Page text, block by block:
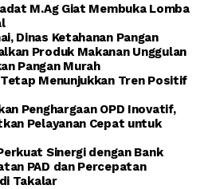
M.Ag Giat Membuka Lomba
Dinas Ketahanan Pangan
Produk Makanan Unggulan
Pangan Murah
Menunjukkan Tren Positif
Penghargaan OPD Inovatif,
Pelayanan Cepat untuk
Sinergi dengan Bank
PAD dan Percepatan
Takalar